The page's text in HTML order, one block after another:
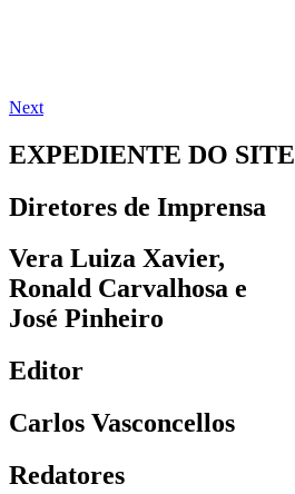
Next
EXPEDIENTE DO SITE
Diretores de Imprensa
Vera Luiza Xavier,
Ronald Carvalhosa e
José Pinheiro
Editor
Carlos Vasconcellos
Redatores